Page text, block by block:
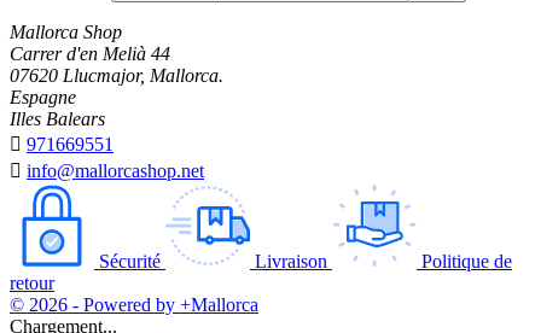
Mallorca Shop
Carrer d'en Melià 44
07620 Llucmajor, Mallorca.
Espagne
Illes Balears
 971669551
 info@mallorcashop.net
Sécurité Livraison
Politique de
retour
© 2026 - Powered by +Mallorca
Chargement...